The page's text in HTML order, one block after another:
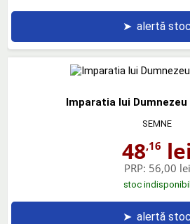
➤ alertă stoc
Imparatia lui
SEMNE
48,16 lei
PRP: 56,00 lei
stoc indisponibil
➤ alertă stoc